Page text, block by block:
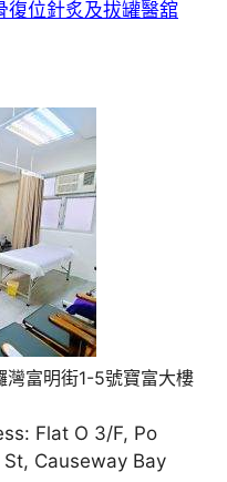
復位針炙及拔罐醫舘
灣富明街1-5號寶富大樓
Flat O 3/F, Po
Causeway Bay